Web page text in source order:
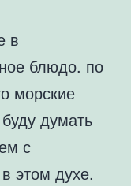
в
блюдо. по
морские
думать
с
этом духе.